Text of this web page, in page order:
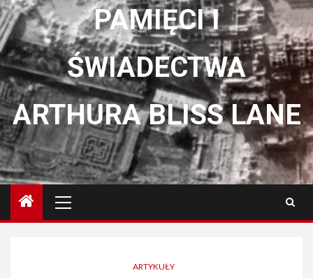
PAMIĘCI I
ŚWIADECTWA
ARTHURA BLISS LANE
główne
ARTYKUŁY